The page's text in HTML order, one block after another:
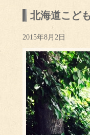
北海道こど
2015年8月2日